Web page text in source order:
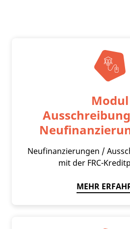
Modul
Neufinanzierungen /
mit der FRC-
MEHR